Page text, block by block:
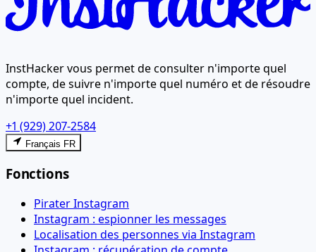
InstHacker vous permet de consulter n'importe quel
compte, de suivre n'importe quel numéro et de résoudre
n'importe quel incident.
+1 (929) 207-2584
Français FR
Fonctions
Pirater Instagram
Instagram : espionner les messages
Localisation des personnes via Instagram